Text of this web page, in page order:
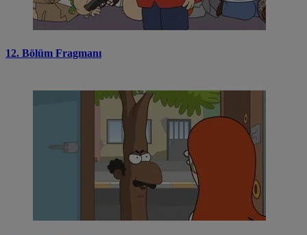
12. Bölüm Fragmanı